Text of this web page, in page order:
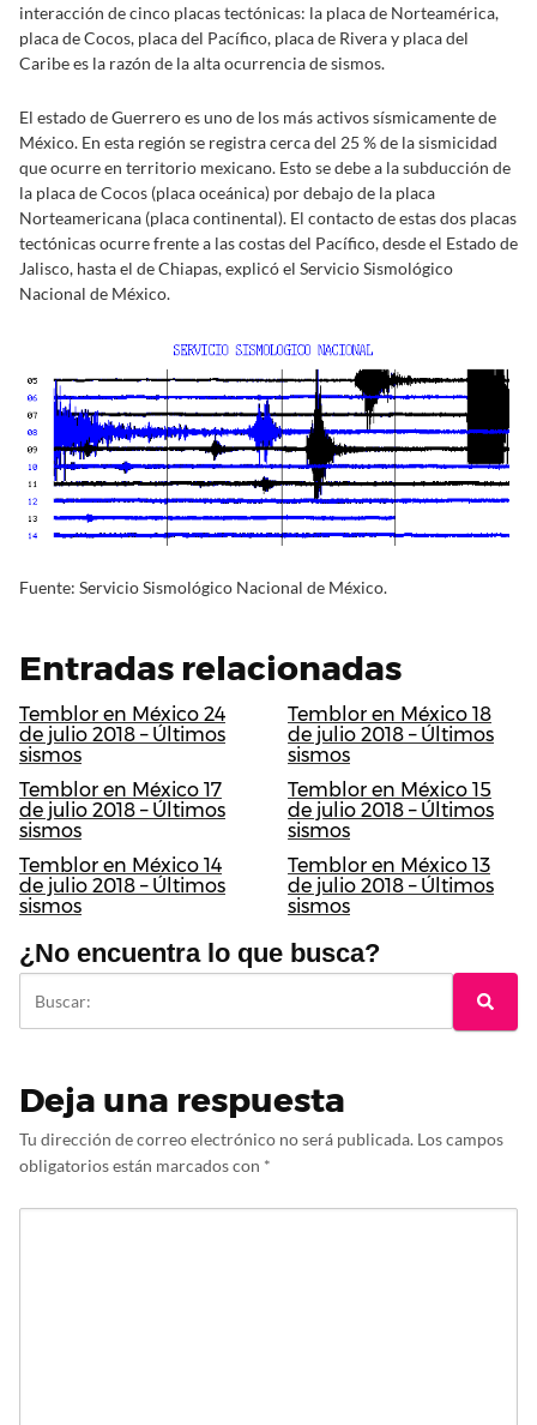
interacción de cinco placas tectónicas: la placa de Norteamérica,
placa de Cocos, placa del Pacífico, placa de Rivera y placa del
Caribe es la razón de la alta ocurrencia de sismos.
El estado de Guerrero es uno de los más activos sísmicamente de
México. En esta región se registra cerca del 25 % de la sismicidad
que ocurre en territorio mexicano. Esto se debe a la subducción de
la placa de Cocos (placa oceánica) por debajo de la placa
Norteamericana (placa continental). El contacto de estas dos placas
tectónicas ocurre frente a las costas del Pacífico, desde el Estado de
Jalisco, hasta el de Chiapas, explicó el Servicio Sismológico
Nacional de México.
Fuente: Servicio Sismológico Nacional de México.
Entradas relacionadas
Temblor en México 24
de julio 2018 – Últimos
sismos
Temblor en México 18
de julio 2018 – Últimos
sismos
Temblor en México 17
de julio 2018 – Últimos
sismos
Temblor en México 15
de julio 2018 – Últimos
sismos
Temblor en México 14
de julio 2018 – Últimos
sismos
Temblor en México 13
de julio 2018 – Últimos
sismos
¿No encuentra lo que busca?
Deja una respuesta
Tu dirección de correo electrónico no será publicada. Los campos
obligatorios están marcados con *